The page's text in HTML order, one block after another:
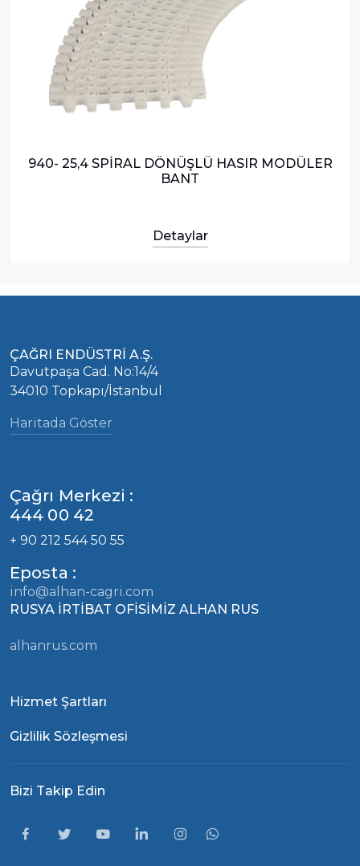
940- 25,4 SPİRAL DÖNÜŞLÜ HASIR MODÜLER
BANT
Detaylar
ÇAĞRI ENDÜSTRİ A.Ş.
Davutpaşa Cad. No:14/4
34010 Topkapı/İstanbul
Haritada Göster
Çağrı Merkezi :
444 00 42
+ 90 212 544 50 55
Eposta :
info@alhan-cagri.com
RUSYA İRTİBAT OFİSİMİZ ALHAN RUS
alhanrus.com
Hizmet Şartları
Gizlilik Sözleşmesi
Bizi Takip Edin